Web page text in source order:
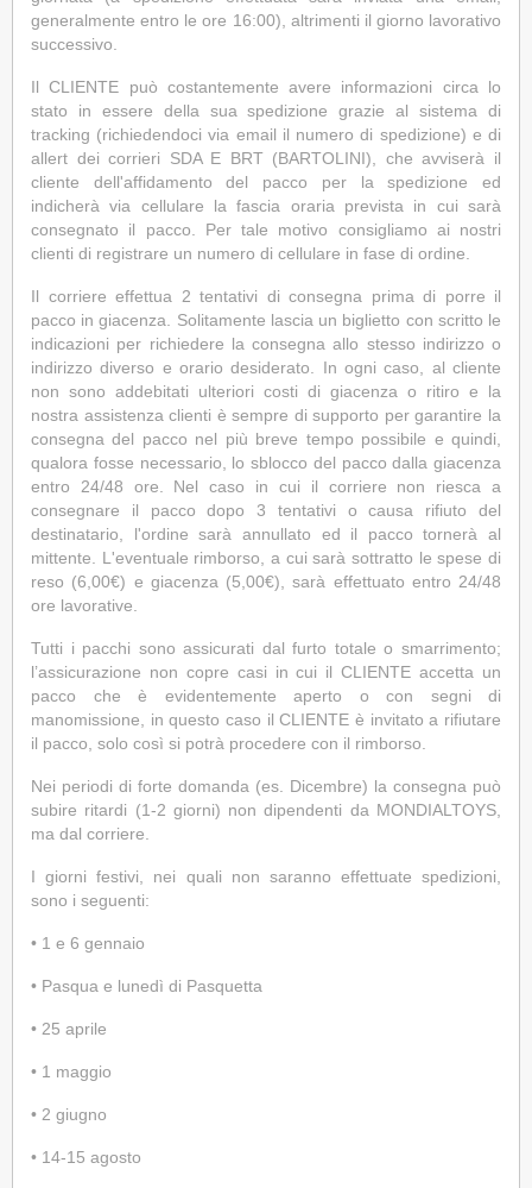
generalmente entro le ore 16:00), altrimenti il giorno lavorativo
successivo.
Il CLIENTE può costantemente avere informazioni circa lo
stato in essere della sua spedizione grazie al sistema di
tracking (richiedendoci via email il numero di spedizione) e di
allert dei corrieri SDA E BRT (BARTOLINI), che avviserà il
cliente dell'affidamento del pacco per la spedizione ed
indicherà via cellulare la fascia oraria prevista in cui sarà
consegnato il pacco. Per tale motivo consigliamo ai nostri
clienti di registrare un numero di cellulare in fase di ordine.
Il corriere effettua 2 tentativi di consegna prima di porre il
pacco in giacenza. Solitamente lascia un biglietto con scritto le
indicazioni per richiedere la consegna allo stesso indirizzo o
indirizzo diverso e orario desiderato. In ogni caso, al cliente
non sono addebitati ulteriori costi di giacenza o ritiro e la
nostra assistenza clienti è sempre di supporto per garantire la
consegna del pacco nel più breve tempo possibile e quindi,
qualora fosse necessario, lo sblocco del pacco dalla giacenza
entro 24/48 ore. Nel caso in cui il corriere non riesca a
consegnare il pacco dopo 3 tentativi o causa rifiuto del
destinatario, l'ordine sarà annullato ed il pacco tornerà al
mittente. L'eventuale rimborso, a cui sarà sottratto le spese di
reso (6,00€) e giacenza (5,00€), sarà effettuato entro 24/48
ore lavorative.
Tutti i pacchi sono assicurati dal furto totale o smarrimento;
l’assicurazione non copre casi in cui il CLIENTE accetta un
pacco che è evidentemente aperto o con segni di
manomissione, in questo caso il CLIENTE è invitato a rifiutare
il pacco, solo così si potrà procedere con il rimborso.
Nei periodi di forte domanda (es. Dicembre) la consegna può
subire ritardi (1-2 giorni) non dipendenti da MONDIALTOYS,
ma dal corriere.
I giorni festivi, nei quali non saranno effettuate spedizioni,
sono i seguenti:
• 1 e 6 gennaio
• Pasqua e lunedì di Pasquetta
• 25 aprile
• 1 maggio
• 2 giugno
• 14-15 agosto